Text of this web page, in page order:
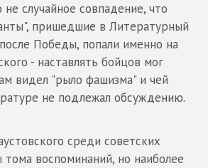
случайное совпадение, что
пришедшие в Литературный
Победы, попали именно на
- наставлять бойцов мог
видел "рыло фашизма" и чей
не подлежал обсуждению.
среди советских
тома воспоминаний, но наиболее